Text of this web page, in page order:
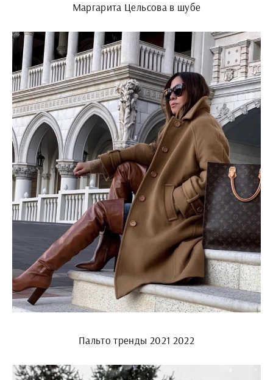
Маргарита Цельсова в шубе
Пальто тренды 2021 2022